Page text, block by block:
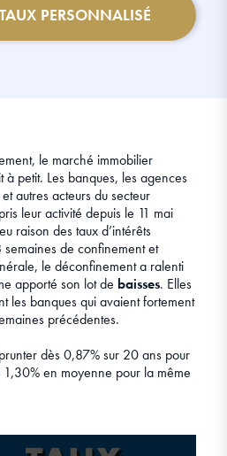
PERSONNALISÉ
le marché immobilier
à petit. Les banques, les agences
autres acteurs du secteur
leur activité depuis le 11 mai
raison des taux d’intérêts
de confinement et
le déconfinement a ralenti
apporté son lot de baisses. Elles
les banques qui avaient fortement
précédentes.
dès 0,87% sur 20 ans pour
1,30% en moyenne pour la même